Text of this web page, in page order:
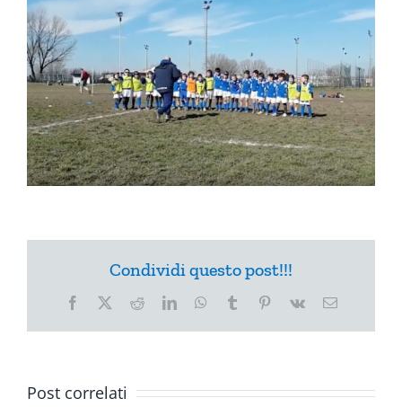
Condividi questo post!!!
Facebook
X RedditLinkedInWhatsApp
Tumblr Pinterest
Vk Email
Post correlati